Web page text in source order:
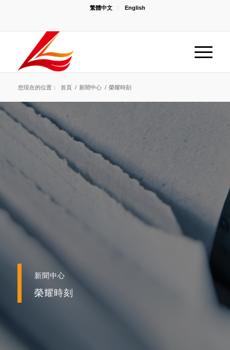
繁體中文 English
您現在的位置： 首頁 / 新聞中心 / 榮耀時刻
新聞中心
榮耀時刻